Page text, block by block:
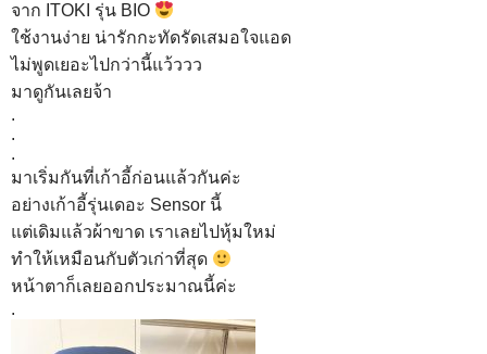
จาก ITOKI รุ่น BIO
ใช้งานง่าย น่ารักกะทัดรัดเสมอใจแอด
ไม่พูดเยอะไปกว่านี้แว้ววว
มาดูกันเลยจ้า
.
.
.
มาเริ่มกันที่เก้าอี้ก่อนแล้วกันค่ะ
อย่างเก้าอี้รุ่นเดอะ Sensor นี้
แต่เดิมแล้วผ้าขาด เราเลยไปหุ้มใหม่
ทำให้เหมือนกับตัวเก่าที่สุด
หน้าตาก็เลยออกประมาณนี้ค่ะ
.